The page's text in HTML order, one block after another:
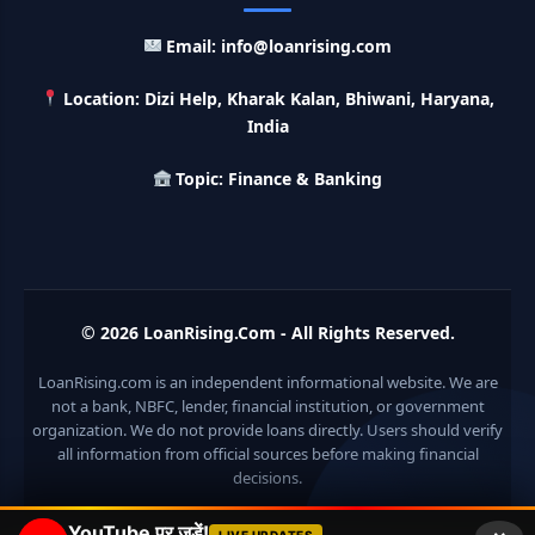
का लोन, लगता है सबसे कम ब्याज
LIC Kanyadan Policy Online Apply: LIC की इस स्कीम में जमा
बनाने के लिए मिलता है 12 लाख का लोन, 20 साल में आसान किस्तों में करे जमा
Divyangjan Swavalamban Loan Yojana: इस सरकारी स्कीम से
दिव्यांगजन रोजगार के लिए ले सकते है 5 लाख तक का लोन, सिर्फ 4% देना होता
है ब्याज
Stand Up India Scheme Apply Online: नया व्यवसाय शुरू करने
करोड़ का लोन
Email: info@loanrising.com
Location: Dizi Help, Kharak Kalan, Bhiwani, Haryana,
India
Topic: Finance & Banking
© 2026 LoanRising.Com - All Rights Reserved.
LoanRising.com is an independent informational website. We are
not a bank, NBFC, lender, financial institution, or government
organization. We do not provide loans directly. Users should verify
all information from official sources before making financial
decisions.